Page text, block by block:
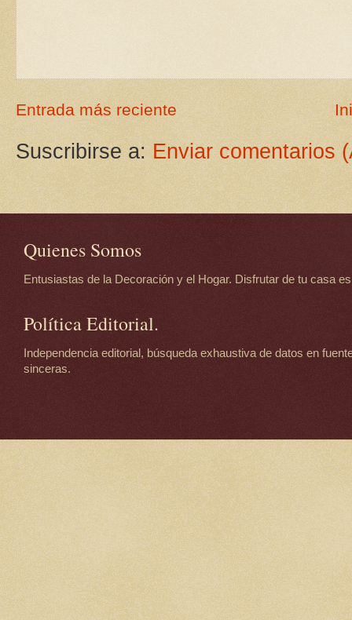
Entrada más reciente
Suscribirse a: Enviar comentarios
Quienes Somos
Entusiastas de la Decoración y el Hogar. Disfrutar de tu casa
Política Editorial.
Independencia editorial, búsqueda exhaustiva de datos en
sinceras.